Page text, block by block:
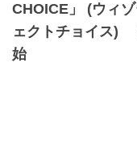
CHOICE」 (ウィ
ェクトチョイス)
始